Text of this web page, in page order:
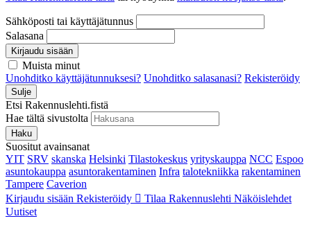
Sähköposti tai käyttäjätunnus
Salasana
Kirjaudu sisään
Muista minut
Unohditko käyttäjätunnuksesi? Unohditko salasanasi? Rekisteröidy
Sulje
Etsi Rakennuslehti.fistä
Hae tältä sivustolta
Haku
Suositut avainsanat
YIT SRV skanska Helsinki Tilastokeskus yrityskauppa NCC Espoo
asuntokauppa asuntorakentaminen Infra talotekniikka rakentaminen
Tampere Caverion
Kirjaudu sisään Rekisteröidy Tilaa Rakennuslehti Näköislehdet
Uutiset